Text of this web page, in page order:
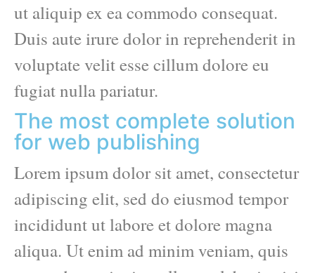
ut aliquip ex ea commodo consequat.
Duis aute irure dolor in reprehenderit in
voluptate velit esse cillum dolore eu
fugiat nulla pariatur.
The most complete solution
for web publishing
Lorem ipsum dolor sit amet, consectetur
adipiscing elit, sed do eiusmod tempor
incididunt ut labore et dolore magna
aliqua. Ut enim ad minim veniam, quis